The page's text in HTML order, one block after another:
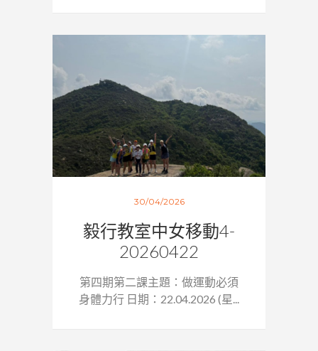
30/04/2026
毅行教室中女移動4-
20260422
第四期第二課主題：做運動必須
身體力行 日期：22.04.2026 (星...